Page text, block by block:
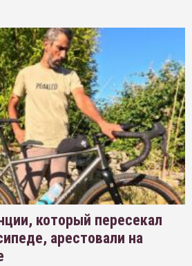
который пересекал
арестовали на